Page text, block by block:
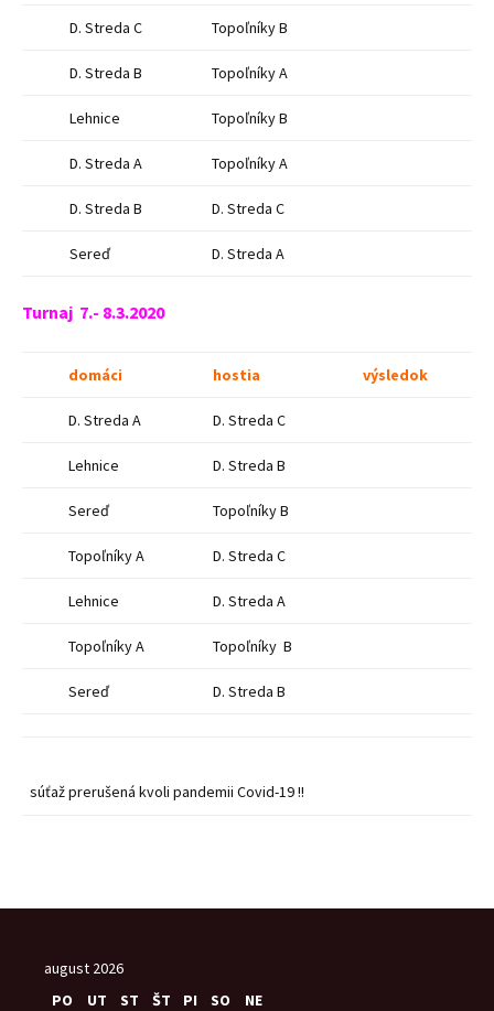
D. Streda C Topoľníky B
D. Streda B Topoľníky A
Lehnice Topoľníky B
D. Streda A Topoľníky A
D. Streda B D. Streda C
Sereď D. Streda A
Turnaj 7.- 8.3.2020
domáci hostia výsledok
D. Streda A D. Streda C
Lehnice D. Streda B
Sereď Topoľníky B
Topoľníky A D. Streda C
Lehnice D. Streda A
Topoľníky A Topoľníky B
Sereď D. Streda B
súťaž prerušená kvoli pandemii Covid-19 !!
august 2026
PO
UT ST ŠT PI SO
NE